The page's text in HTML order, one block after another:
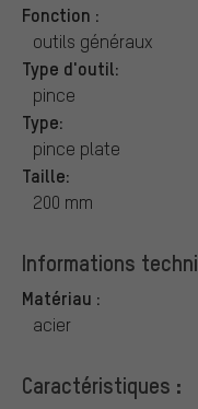
Fonction :
outils généraux
Type d'outil:
pince
Type:
pince plate
Taille:
200 mm
Informations
Matériau :
acier
Caractéristiques :